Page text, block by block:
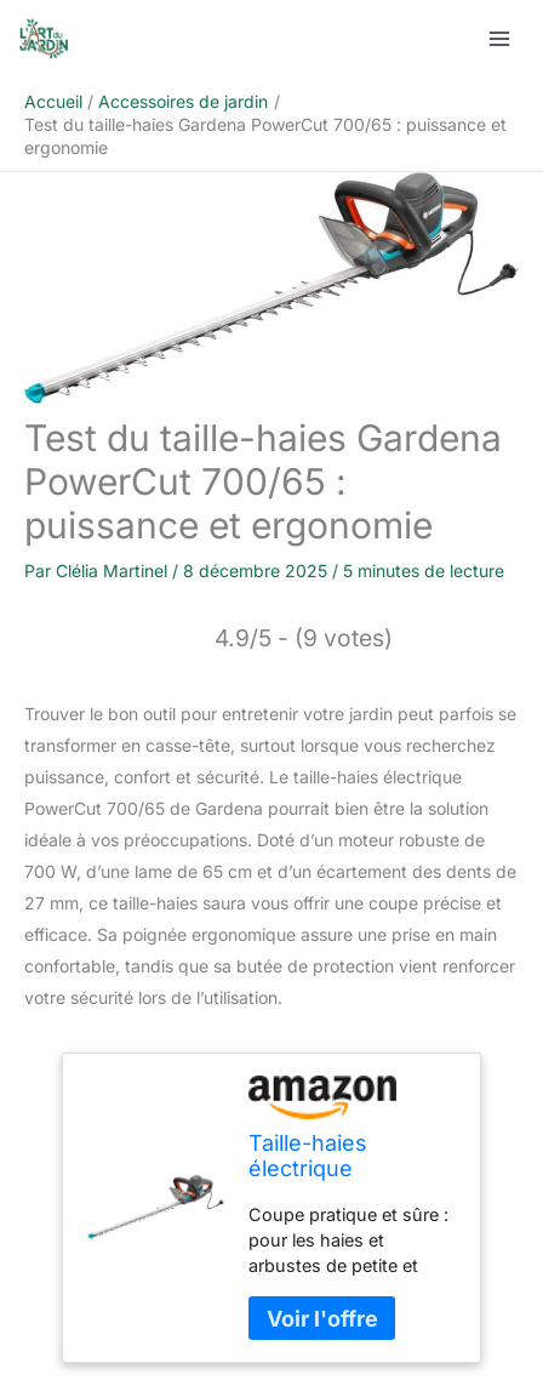
Aller
Accueil
Accessoires de jardin
Test du taille-haies Gardena PowerCut 700/65 : puissance et
ergonomie
Test du taille-haies Gardena
PowerCut 700/65 :
puissance et ergonomie
Par Clélia Martinel / 8 décembre 2025 / 5 minutes de lecture
4.9/5 - (9 votes)
Trouver le bon outil pour entretenir votre jardin peut parfois se
transformer en casse-tête, surtout lorsque vous recherchez
puissance, confort et sécurité. Le taille-haies électrique
PowerCut 700/65 de Gardena pourrait bien être la solution
idéale à vos préoccupations. Doté d’un moteur robuste de
700 W, d’une lame de 65 cm et d’un écartement des dents de
27 mm, ce taille-haies saura vous offrir une coupe précise et
efficace. Sa poignée ergonomique assure une prise en main
confortable, tandis que sa butée de protection vient renforcer
votre sécurité lors de l’utilisation.
Taille-haies
électrique
de Gardena : taille-
haies avec moteur
de 700 W, 65 cm de
longueur de lame,
écartement des
dents de 27 mm,
poignée
Coupe pratique et sûre :
pour les haies et
arbustes de petite et
lame anti-blocage
innovante pour plus de
protection ErgoLine : la
Rechercher